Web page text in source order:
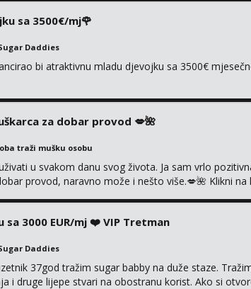
sa 3500€/mj🌹
Daddies
bi atraktivnu mladu djevojku sa 3500€
za dobar provod 💋🌺
traži mušku osobu
u svakom danu svog života. Ja sam vrlo
provod, naravno može i nešto više.💋🌺 Klikni na
sa 3000 EUR/mj ❤️ VIP Tretman
Daddies
37god tražim sugar babby na duže staze.
i druge lijepe stvari na obostranu korist. Ako si